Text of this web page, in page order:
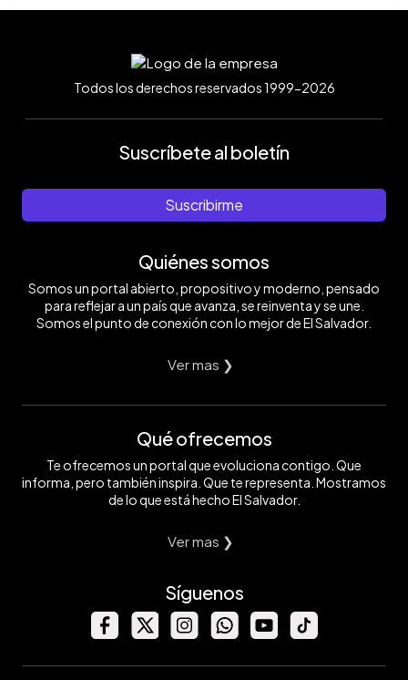
Todos los derechos reservados 1999-2026
Suscríbete al boletín
Suscribirme
Quiénes somos
Somos un portal abierto, propositivo y moderno, pensado
para reflejar a un país que avanza, se reinventa y se une.
Somos el punto de conexión con lo mejor de El Salvador.
Ver mas ❯
Qué ofrecemos
Te ofrecemos un portal que evoluciona contigo. Que
informa, pero también inspira. Que te representa. Mostramos
de lo que está hecho El Salvador.
Ver mas ❯
Síguenos